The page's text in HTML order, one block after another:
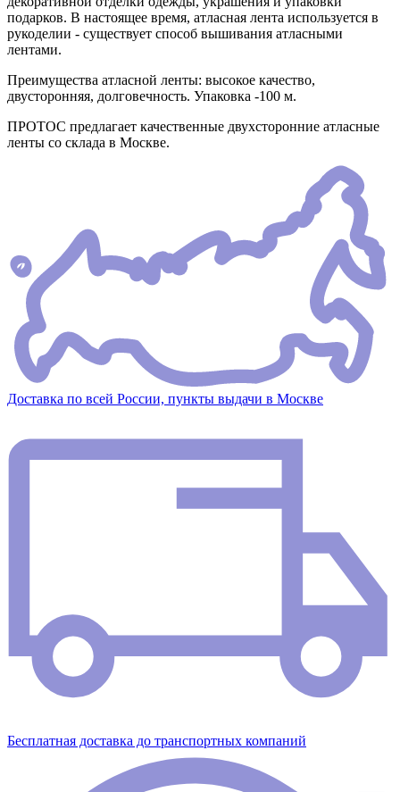
подарков. В настоящее время, атласная лента используется в
рукоделии - существует способ вышивания атласными
лентами.
Преимущества атласной ленты: высокое качество,
двусторонняя, долговечность. Упаковка -100 м.
ПРОТОС предлагает качественные двухсторонние атласные
ленты со склада в Москве.
Доставка по всей России, пункты выдачи в Москве
Бесплатная доставка до транспортных компаний